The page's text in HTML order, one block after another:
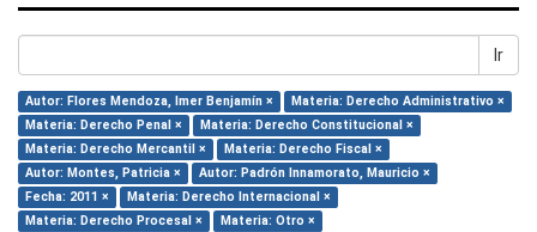
Ir
Autor: Flores Mendoza, Imer Benjamín ×
Materia: Derecho Administrativo ×
Materia: Derecho Penal ×
Materia: Derecho Constitucional ×
Materia: Derecho Mercantil ×
Materia: Derecho Fiscal ×
Autor: Montes, Patricia ×
Autor: Padrón Innamorato, Mauricio ×
Fecha: 2011 ×
Materia: Derecho Internacional ×
Materia: Derecho Procesal ×
Materia: Otro ×